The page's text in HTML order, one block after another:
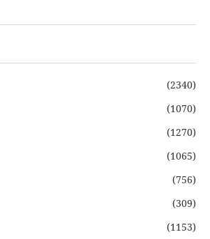
(2340)
(1070)
(1270)
(1065)
(756)
(309)
(1153)